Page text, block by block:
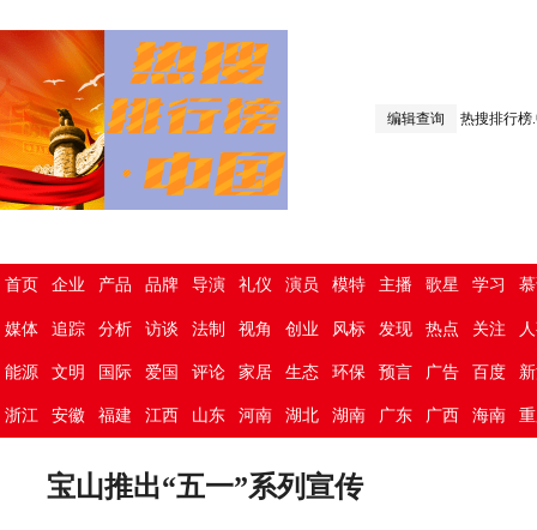
编辑查询 热搜排行榜
首页 企业 产品 品牌 导演 礼仪 演员 模特 主播 歌星 学习
媒体 追踪 分析 访谈 法制 视角 创业 风标 发现 热点 关注
能源 文明 国际 爱国 评论 家居 生态 环保 预言 广告 百度
浙江 安徽 福建 江西 山东 河南 湖北 湖南 广东 广西 海南
宝山推出“五一”系列宣传